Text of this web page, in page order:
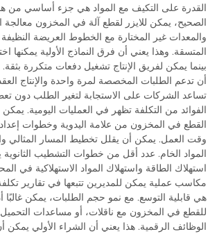
القدرة على التكيف مع المواد هي جزء أساسي من
الصحيح، يمكن للايزر لقطع آلة في المخزون معالجة
والمعدات غير المختارة مع الخطوط العريضة
المتسقة. وهذا يعني أن فرق النماذج الأولية يمكنها
بينما يمكن لفريق الإنتاج تشغيل دفعات متكررة
أن تدعم الطلبات المخصصة لمرة واحدة والإنتاج
تساعد الشركات على الاستجابة لتغير الطلب دون
الفوائد من التكلفة تظهر في العمليات اليومية. يمكن
القطع في المخزون من علامة اليدوية وخطوات إعداد
وقت العمل. يمكن أن يقلل تخطيط المسار المثالي
المواد الخام. عدد أقل من خطوات التشطيب
استهلاك الطاقة واستهلاك المواد الاستهلاكية في
مكاسب عملية يمكن للمديرين تتبعها في تقارير
هي قابلية التوسع. مع نمو حجم الطلبات، يمكن غالبًا
للقطع في المخزون مع ناقلات، أو مساعدات
الوظائف الرقمية. هذا يعني أن الشراء الأولي يمكن